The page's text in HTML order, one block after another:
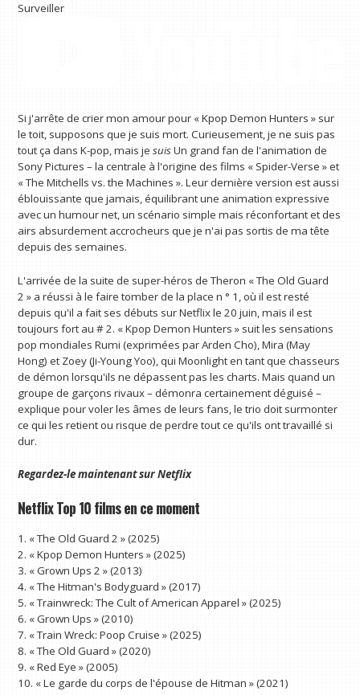
Surveiller
Si j'arrête de crier mon amour pour « Kpop Demon Hunters » sur
le toit, supposons que je suis mort. Curieusement, je ne suis pas
tout ça dans K-pop, mais jesuisUn grand fan de l'animation de
Sony Pictures – la centrale à l'origine des films « Spider-Verse » et
« The Mitchells vs. the Machines ». Leur dernière version est aussi
éblouissante que jamais, équilibrant une animation expressive
avec un humour net, un scénario simple mais réconfortant et des
airs absurdement accrocheurs que je n'ai pas sortis de ma tête
depuis des semaines.
L'arrivée de la suite de super-héros de Theron « The Old Guard
2 » a réussi à le faire tomber de la place n ° 1, où il est resté
depuis qu'il a fait ses débuts sur Netflix le 20 juin, mais il est
toujours fort au # 2. « Kpop Demon Hunters » suit les sensations
pop mondiales Rumi (exprimées par Arden Cho), Mira (May
Hong) et Zoey (Ji-Young Yoo), qui Moonlight en tant que chasseurs
de démon lorsqu'ils ne dépassent pas les charts. Mais quand un
groupe de garçons rivaux – démonra certainement déguisé –
explique pour voler les âmes de leurs fans, le trio doit surmonter
ce qui les retient ou risque de perdre tout ce qu'ils ont travaillé si
dur.
Regardez-le maintenant surNetflix
Netflix Top 10 films en ce moment
1. « The Old Guard 2 » (2025)
2. « Kpop Demon Hunters » (2025)
3. « Grown Ups 2 » (2013)
4. « The Hitman's Bodyguard » (2017)
5. « Trainwreck: The Cult of American Apparel » (2025)
6. « Grown Ups » (2010)
7. « Train Wreck: Poop Cruise » (2025)
8. « The Old Guard » (2020)
9. « Red Eye » (2005)
10. « Le garde du corps de l'épouse de Hitman » (2021)